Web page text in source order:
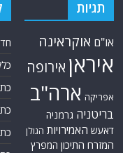
תגיות
או"ם אוקראינה
איראן אירופה
אפריקה ארה"ב
בריטניה גרמניה
דאעש האמירויות הגולן
המזרח התיכון המפרץ